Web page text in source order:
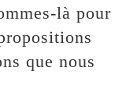
là pour
que nous